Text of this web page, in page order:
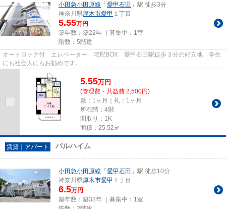
小田急小田原線 「愛甲石田 」駅 徒歩3分
神奈川県厚木市愛甲 １丁目
5.55万円
築年数：築22年 ｜募集中： 1室
階数：5階建
オートロック付 エレベーター 宅配BOX 愛甲石田駅徒歩３分の好立地 学生
にも社会人にもお勧めです。
5.55万円
(管理費・共益費 2,500円)
敷：1ヶ月｜礼：1ヶ月
所在階：4階
間取り：1K
面積：25.52㎡
賃貸｜アパート パルハイム
小田急小田原線 「愛甲石田 」駅 徒歩10分
神奈川県厚木市愛甲 １丁目
6.5万円
築年数：築33年 ｜募集中： 1室